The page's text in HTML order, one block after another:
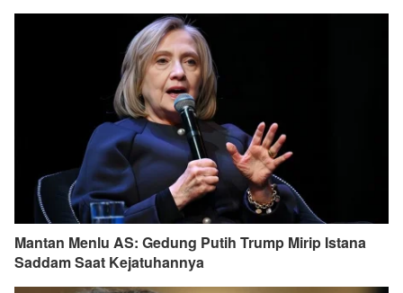
Mantan Menlu AS: Gedung Putih Trump Mirip Istana
Saddam Saat Kejatuhannya